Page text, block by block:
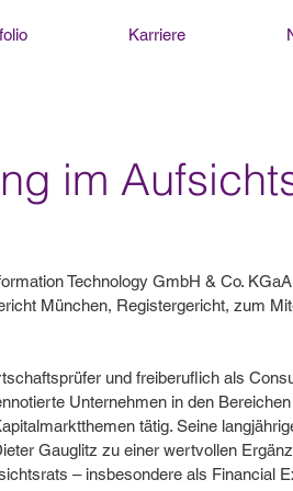
Karriere
im
Technology GmbH & Co.
München, Registergericht, zum
und freiberuflich als
Unternehmen in den
tätig. Seine
Gauglitz zu einer wertvollen
– insbesondere als Financial